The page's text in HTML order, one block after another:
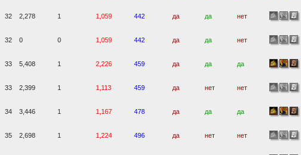
32 2,278 1 1,059 442 да да нет
32 0 0 1,059 442 да да нет
33 5,408 1 2,226 459 да да да
33 2,399 1 1,113 459 да нет нет
34 3,446 1 1,167 478 да да да
35 2,698 1 1,224 496 да нет нет